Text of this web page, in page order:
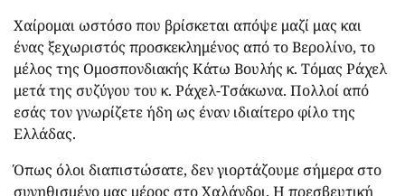
Χαίρομαι ωστόσο που βρίσκεται απόψε μαζί μας και
ένας ξεχωριστός προσκεκλημένος από το Βερολίνο, το
μέλος της Ομοσπονδιακής Κάτω Βουλής κ. Τόμας Ράχελ
μετά της συζύγου του κ. Ράχελ-Τσάκωνα. Πολλοί από
εσάς τον γνωρίζετε ήδη ως έναν ιδιαίτερο φίλο της
Ελλάδας.
Όπως όλοι διαπιστώσατε, δεν γιορτάζουμε σήμερα στο
συνηθισμένο μας μέρος στο Χαλάνδρι. Η πρεσβευτική